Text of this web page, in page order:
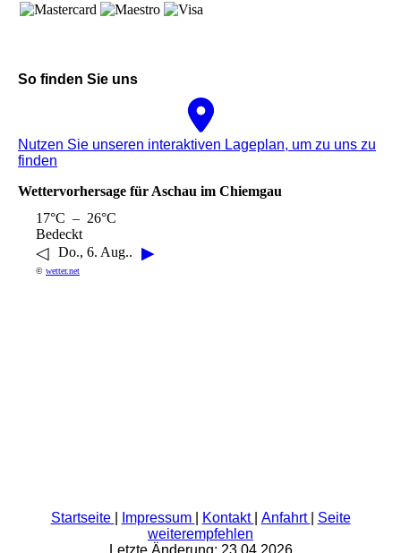
So finden Sie uns
Nutzen Sie unseren interaktiven La­ge­plan, um zu uns zu
finden
Wettervorhersage für Aschau im Chiemgau
17°C – 26°C
Bedeckt
◁ Do., 6. Aug.. ▶
© wetter.net
Startseite Impressum Kontakt Anfahrt
Seite
weiterempfehlen
Letzte Änderung: 23.04.2026